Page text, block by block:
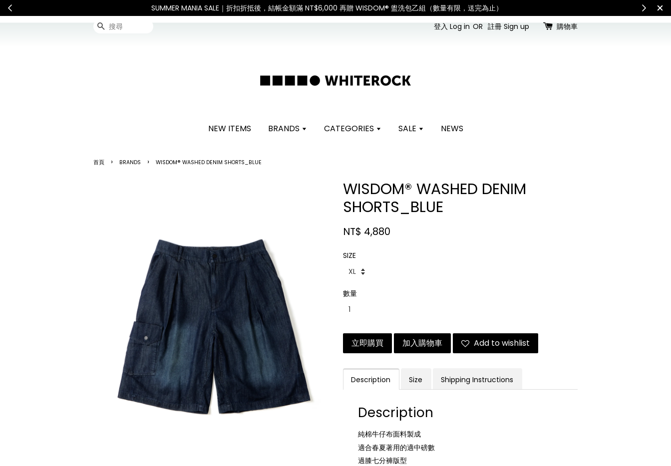
連假期間宅配服務將暫停配送。 如遇假日、天災或其他不可抗力因素，出貨安排可能調整，敬請見諒 查看國內宅配最新公告 International
搜尋 登入 Log in OR 註冊 Sign up 購物車
NEW ITEMS BRANDS CATEGORIES SALE NEWS
首頁 › BRANDS › WISDOM® WASHED DENIM SHORTS_BLUE
WISDOM® WASHED DENIM
SHORTS_BLUE
NT$ 4,880
SIZE
數量
立即購買 加入購物車 Add to wishlist
Description Size Shipping Instructions
Description
純棉牛仔布面料製成
適合春夏著用的適中磅數
過膝七分褲版型